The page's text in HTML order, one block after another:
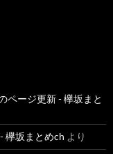
ページ更新 - 欅坂まと
欅坂まとめch より